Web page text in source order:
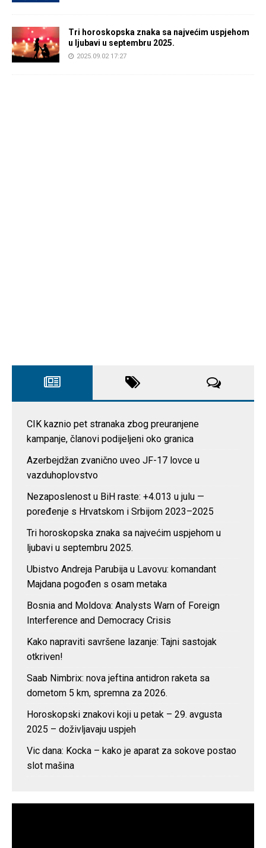
Tri horoskopska znaka sa najvećim uspjehom
u ljubavi u septembru 2025.
2025.09.02 17:27
CIK kaznio pet stranaka zbog preuranjene
kampanje, članovi podijeljeni oko granica
Azerbejdžan zvanično uveo JF-17 lovce u
vazduhoplovstvo
Nezaposlenost u BiH raste: +4.013 u julu —
poređenje s Hrvatskom i Srbijom 2023–2025
Tri horoskopska znaka sa najvećim uspjehom u
ljubavi u septembru 2025.
Ubistvo Andreja Parubija u Lavovu: komandant
Majdana pogođen s osam metaka
Bosnia and Moldova: Analysts Warn of Foreign
Interference and Democracy Crisis
Kako napraviti savršene lazanje: Tajni sastojak
otkriven!
Saab Nimbrix: nova jeftina antidron raketa sa
dometom 5 km, spremna za 2026.
Horoskopski znakovi koji u petak – 29. avgusta
2025 – doživljavaju uspjeh
Vic dana: Kocka – kako je aparat za sokove postao
slot mašina